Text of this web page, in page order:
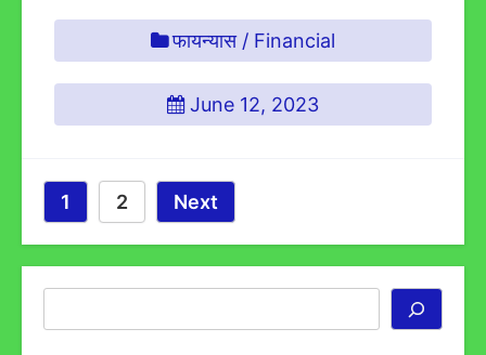
फायन्यास / Financial
June 12, 2023
Posts
Pagination
Page
1 Page
2 Next